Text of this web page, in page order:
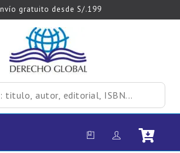
gratuito desde S/.199